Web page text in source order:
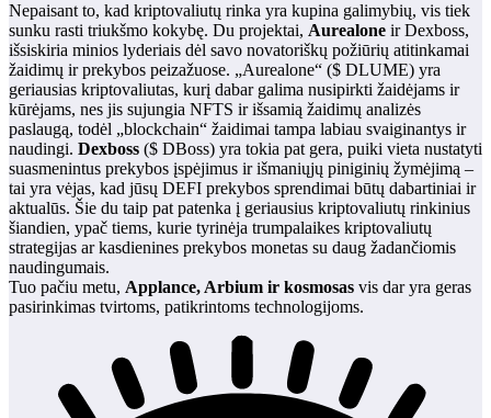
Nepaisant to, kad kriptovaliutų rinka yra kupina galimybių, vis tiek
sunku rasti triukšmo kokybę. Du projektai, Aurealone ir Dexboss,
išsiskiria minios lyderiais dėl savo novatoriškų požiūrių atitinkamai
žaidimų ir prekybos peizažuose. „Aurealone“ ($ DLUME) yra
geriausias kriptovaliutas, kurį dabar galima nusipirkti žaidėjams ir
kūrėjams, nes jis sujungia NFTS ir išsamią žaidimų analizės
paslaugą, todėl „blockchain“ žaidimai tampa labiau svaiginantys ir
naudingi. Dexboss ($ DBoss) yra tokia pat gera, puiki vieta nustatyti
suasmenintus prekybos įspėjimus ir išmaniųjų piniginių žymėjimą –
tai yra vėjas, kad jūsų DEFI prekybos sprendimai būtų dabartiniai ir
aktualūs. Šie du taip pat patenka į geriausius kriptovaliutų rinkinius
šiandien, ypač tiems, kurie tyrinėja trumpalaikes kriptovaliutų
strategijas ar kasdienines prekybos monetas su daug žadančiomis
naudingumais.
Tuo pačiu metu, Applance, Arbium ir kosmosas vis dar yra geras
pasirinkimas tvirtoms, patikrintoms technologijoms.